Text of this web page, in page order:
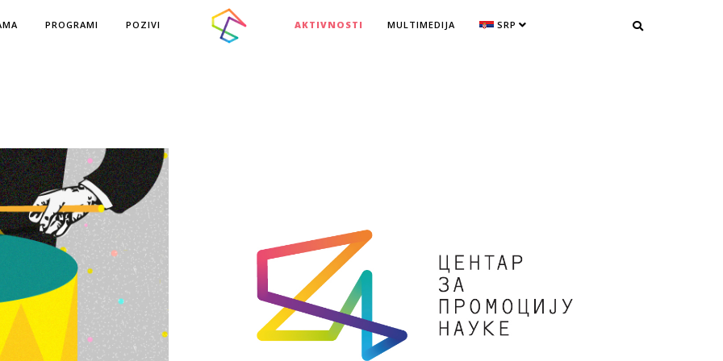
PROGRAMI POZIVI AKTIVNOSTI MULTIMEDIJA SRP